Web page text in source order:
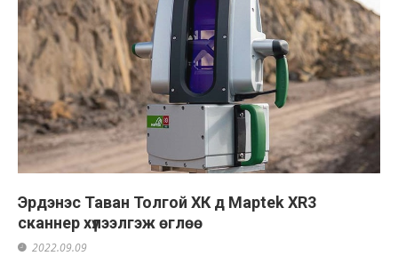
Эрдэнэс Таван Толгой ХК д Maptek XR3
сканнер хүлээлгэж өглөө
2022.09.09